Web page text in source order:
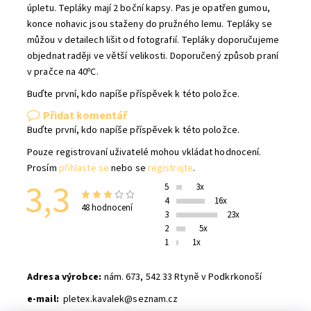
úpletu. Tepláky mají 2 boční kapsy. Pas je opatřen gumou,
konce nohavic jsou staženy do pružného lemu. Tepláky se
můžou v detailech lišit od fotografií. Tepláky doporučujeme
objednat raději ve větší velikosti. Doporučený způsob praní
v pračce na 40ºC.
Buďte první, kdo napíše příspěvek k této položce.
Přidat komentář
Buďte první, kdo napíše příspěvek k této položce.
Pouze registrovaní uživatelé mohou vkládat hodnocení.
Prosím přihlaste se nebo se registrujte.
3,3 48 hodnocení
5
3x
4
16x
3
23x
2
5x
1
1x
Adresa výrobce: nám. 673, 542 33 Rtyně v Podkrkonoší
e-mail: pletex.kavalek@seznam.cz